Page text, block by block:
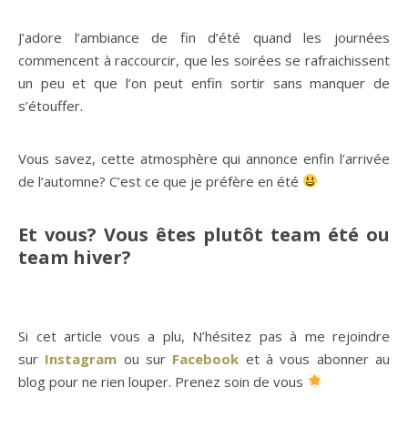
J’adore l’ambiance de fin d’été quand les journées
commencent à raccourcir, que les soirées se rafraichissent
un peu et que l’on peut enfin sortir sans manquer de
s’étouffer.
Vous savez, cette atmosphère qui annonce enfin l’arrivée
de l’automne? C’est ce que je préfère en été
Et vous? Vous êtes plutôt team été ou
team hiver?
Si cet article vous a plu, N’hésitez pas à me rejoindre
sur Instagram ou sur Facebook et à vous abonner au
blog pour ne rien louper. Prenez soin de vous